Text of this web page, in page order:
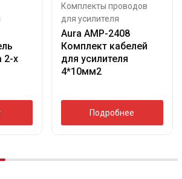
2-х
Комплекты проводов
для усилителя
Aura AMP-2408
Комплект кабелей
для усилителя
4*10мм2
Подробнее